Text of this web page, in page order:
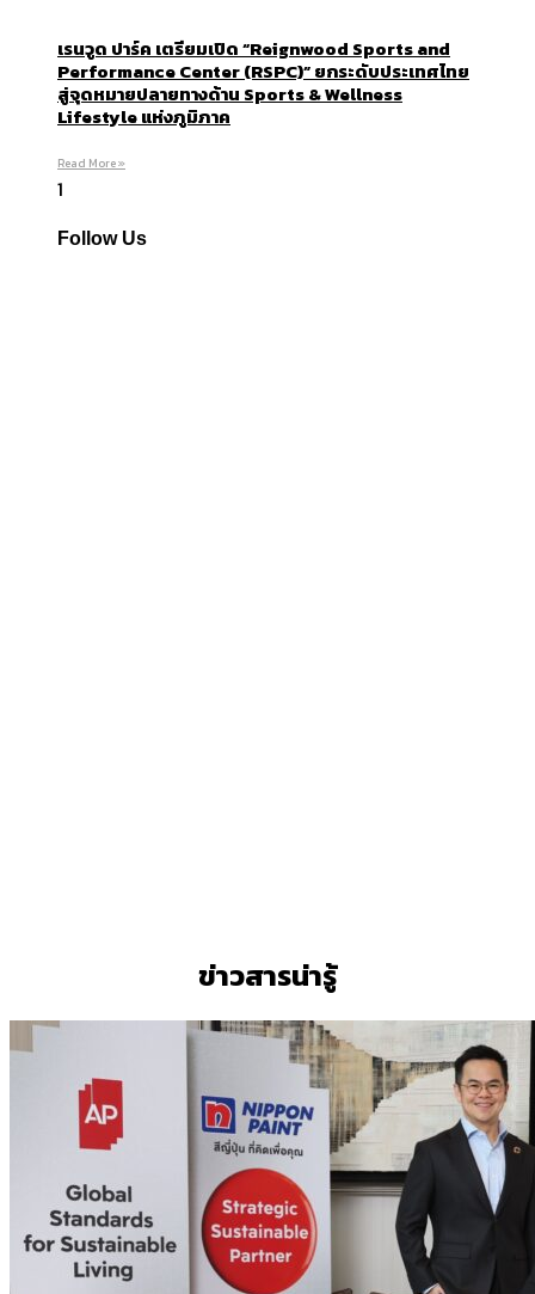
เรนวูด ปาร์ค เตรียมเปิด “Reignwood Sports and
Performance Center (RSPC)” ยกระดับประเทศไทย
สู่จุดหมายปลายทางด้าน Sports & Wellness
Lifestyle แห่งภูมิภาค
Read More »
Follow Us
ข่าวสารน่ารู้